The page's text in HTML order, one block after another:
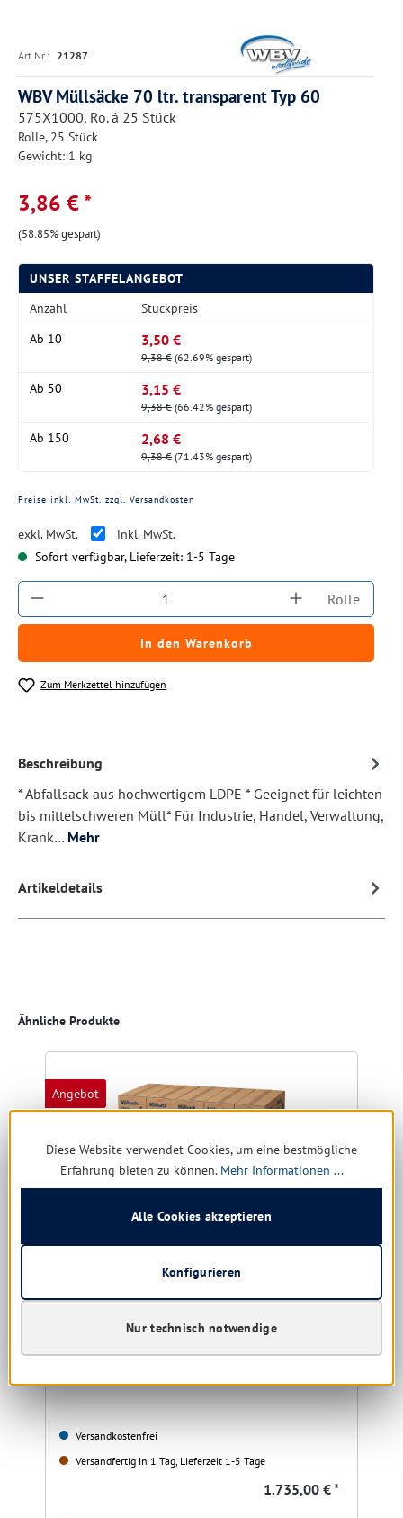
Art.Nr.: 21287
WBV Müllsäcke 70 ltr. transparent Typ 60
575X1000, Ro. á 25 Stück
Rolle, 25 Stück
Gewicht: 1 kg
3,86 € *
(58.85% gespart)
UNSER STAFFELANGEBOT
Anzahl
Stückpreis
Ab 10 3,50 €
9,38 € (62.69% gespart)
Ab 50 3,15 €
9,38 € (66.42% gespart)
Ab 150 2,68 €
9,38 € (71.43% gespart)
Preise inkl. MwSt. zzgl. Versandkosten
exkl. MwSt.
inkl. MwSt.
Sofort verfügbar, Lieferzeit: 1-5 Tage
Produkt Anzahl: Gib den gewünschten
Rolle
In den Warenkorb
Zum Merkzettel hinzufügen
Beschreibung
* Abfallsack aus hochwertigem LDPE * Geeignet für leichten
bis mittelschweren Müll* Für Industrie, Handel, Verwaltung,
Krank… Mehr
Artikeldetails
Produktgalerie überspringen
Ähnliche Produkte
Angebot
Versandkostenfrei
Versandfertig in 1 Tag, Lieferzeit 1-5 Tage
1.735,00 € *
Diese Website verwendet Cookies, um eine bestmögliche
Erfahrung bieten zu können. Mehr Informationen ...
Nur technisch notwendige
Konfigurieren
Alle Cookies akzeptieren